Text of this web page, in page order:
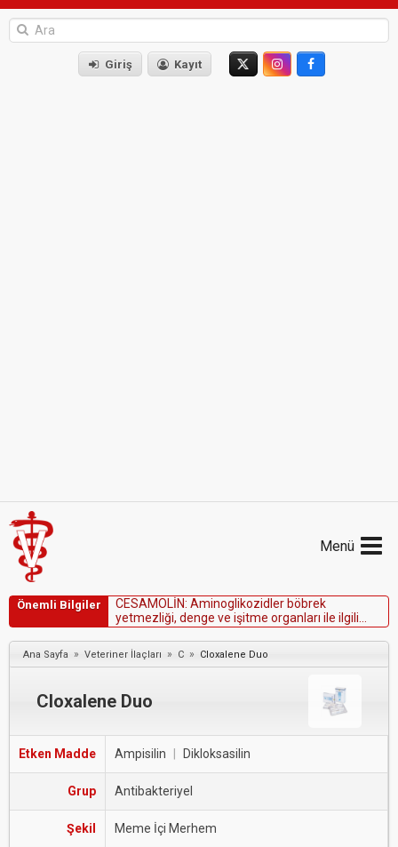
Giriş Kayıt
Menü
Önemli Bilgiler CESAMOLİN: Aminog ikozid er böbrek
yetmez iği, denge ve işitme organ arı i e i gi i
hastalığıolanhayvanlardakullanılmamalıdır.
Ana Sayfa » Veteriner İlaçları » C » Cloxalene Duo
Cloxalene Duo
Etken Madde Ampisilin Dikloksasilin
Grup Antibakteriyel
Şekil Meme İçi Merhem